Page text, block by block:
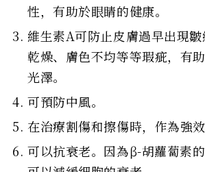
性，有助於眼睛的健康。
維生素A可防止皮膚過早出現
乾燥、膚色不均等等瑕疵，有
光澤。
可預防中風。
在治療割傷和擦傷時，作為強效
可以抗衰老。因為β-胡蘿蔔素的